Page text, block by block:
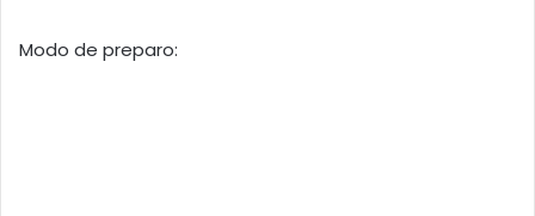
Modo de preparo: